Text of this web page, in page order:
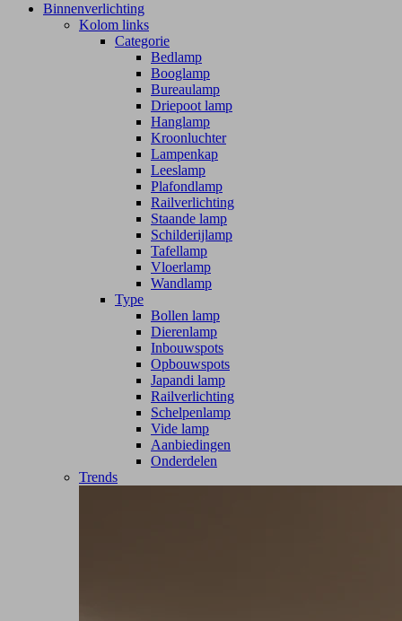
Binnenverlichting
Kolom links
Categorie
Bedlamp
Booglamp
Bureaulamp
Driepoot lamp
Hanglamp
Kroonluchter
Lampenkap
Leeslamp
Plafondlamp
Railverlichting
Staande lamp
Schilderijlamp
Tafellamp
Vloerlamp
Wandlamp
Type
Bollen lamp
Dierenlamp
Inbouwspots
Opbouwspots
Japandi lamp
Railverlichting
Schelpenlamp
Vide lamp
Aanbiedingen
Onderdelen
Trends